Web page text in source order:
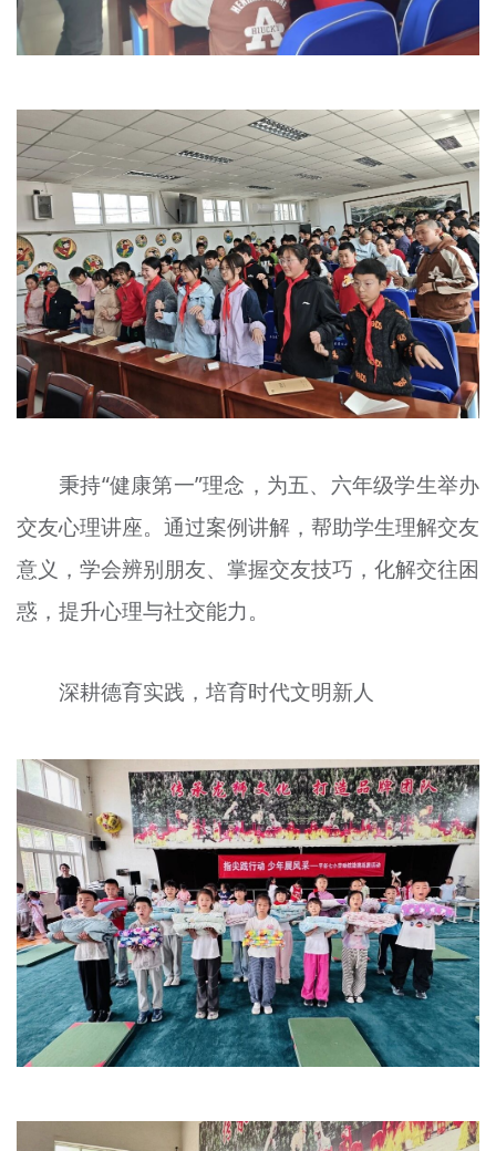
秉持“健康第一”理念，为五、六年级学生举办
交友心理讲座。通过案例讲解，帮助学生理解交友
意义，学会辨别朋友、掌握交友技巧，化解交往困
惑，提升心理与社交能力。
深耕德育实践，培育时代文明新人